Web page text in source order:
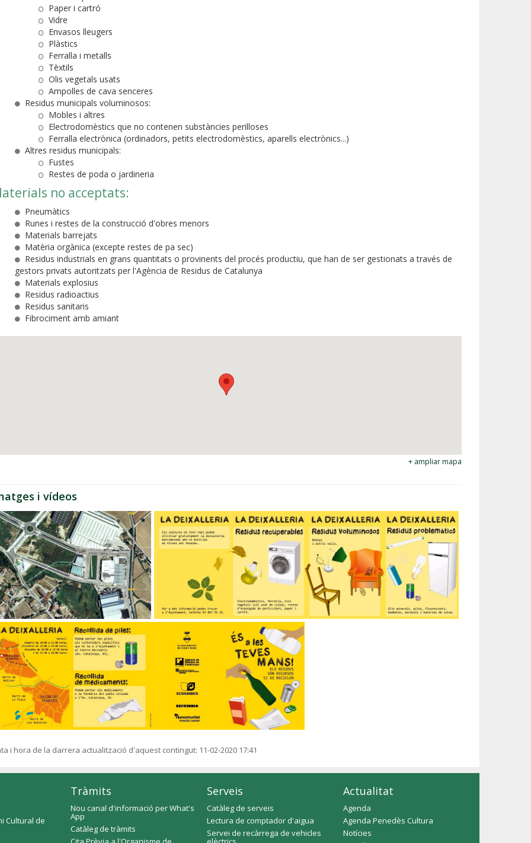
Paper i cartró
Vidre
Envasos lleugers
Plàstics
Ferralla i metalls
Tèxtils
Olis vegetals usats
Ampolles de cava senceres
Residus municipals voluminosos:
Mobles i altres
Electrodomèstics que no contenen substàncies perilloses
Ferralla electrònica (ordinadors, petits electrodomèstics, aparells electrònics...)
Altres residus municipals:
Fustes
Restes de poda o jardineria
no acceptats:
Pneumàtics
Runes i restes de la construcció d'obres menors
Materials barrejats
Matèria orgànica (excepte restes de pa sec)
Residus industrials en grans quantitats o provinents del procés productiu, que han de ser gestionats a través de
gestors privats autoritzats per l'Agència de Residus de Catalunya
Materials explosius
Residus radioactius
Residus sanitaris
Fibrociment amb amiant
+ ampliar mapa
i vídeos
i hora de la darrera actualització d'aquest contingut: 11-02-2020 17:41
Cultural de
Tràmits
Nou canal d'informació per What's
App
Catàleg de tràmits
Serveis
Catàleg de serveis
Lectura de comptador d'aigua
Servei de recàrrega de vehicles
Actualitat
Agenda
Agenda Penedès Cultura
Notícies